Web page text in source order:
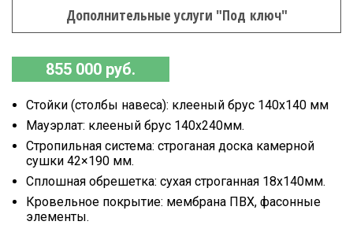
Дополнительные услуги "Под ключ"
855 000 руб.
Стойки (столбы навеса): клееный брус 140х140 мм
Мауэрлат: клееный брус 140х240мм.
Стропильная система: строганая доска камерной
сушки 42×190 мм.
Сплошная обрешетка: сухая строганная 18х140мм.
Кровельное покрытие: мембрана ПВХ, фасонные
элементы.